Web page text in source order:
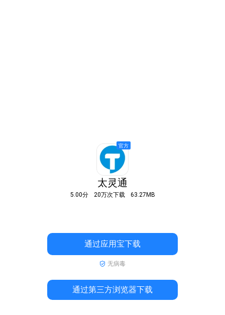
太灵通
5.00分 20万次下载 63.27MB
通过应用宝下载
无病毒
通过第三方浏览器下载